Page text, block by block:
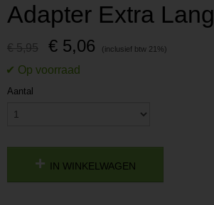
Adapter Extra Lang
€ 5,95 € 5,06
Aantal
IN WINKELWAGEN